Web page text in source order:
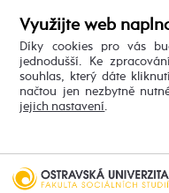
Využijte web
Díky cookies pro vás
jednodušší. Ke
souhlas, který dáte
načtou jen nezbytně
jejich nastavení